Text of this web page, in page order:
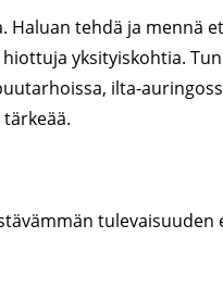
Haluan tehdä ja mennä
yksityiskohtia.
ilta-
tulevaisuuden